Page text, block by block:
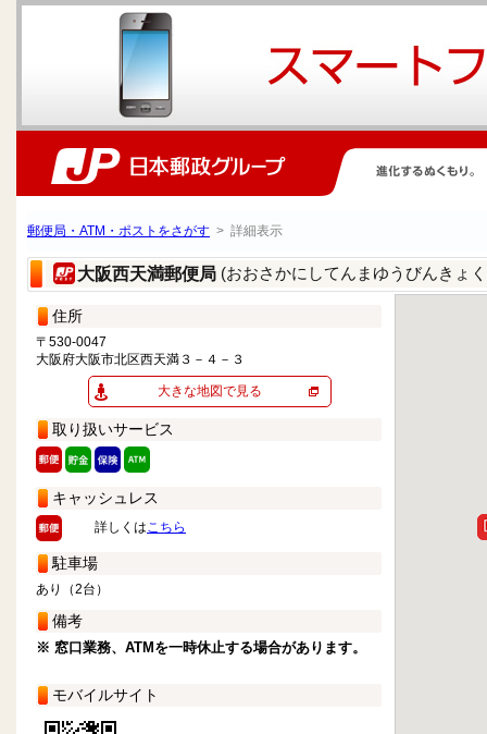
郵便局・ATM・ポストをさがす > 詳細表示
大阪西天満郵便局 (おおさかにしてんまゆうびんきょ
住所
〒530-0047
大阪府大阪市北区西天満３－４－３
大きな地図で見る
取り扱いサービス
キャッシュレス
詳しくはこちら
駐車場
あり（2台）
備考
※ 窓口業務、ATMを一時休止する場合があります。
モバイルサイト